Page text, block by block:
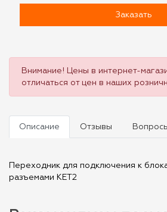
Заказать
Внимание! Цены в интернет-
отличаться от цен в наших
Описание Отзывы
Переходник для подключения к
разъемами KET2